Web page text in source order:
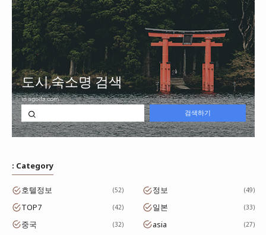
: Category
호텔정보 52 정보 49
TOP7 42 일본 33
중국 32 asia 27